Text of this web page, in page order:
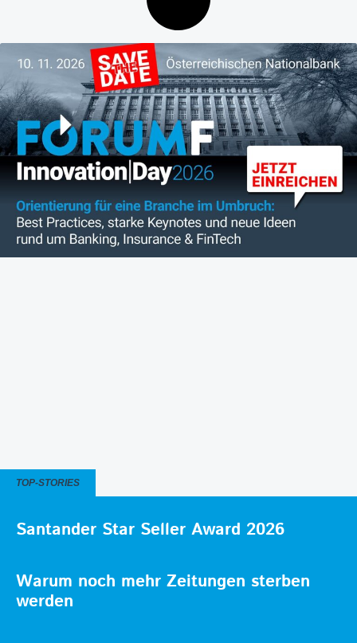
TOP-STORIES
Santander Star Seller Award 2026
Warum noch mehr Zeitungen sterben
werden